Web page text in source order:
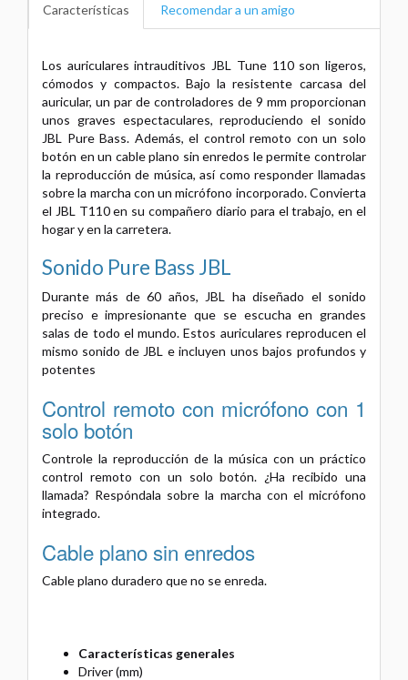
Características Recomendar a un amigo
Los auriculares intrauditivos JBL Tune 110 son ligeros,
cómodos y compactos. Bajo la resistente carcasa del
auricular, un par de controladores de 9 mm proporcionan
unos graves espectaculares, reproduciendo el sonido
JBL Pure Bass. Además, el control remoto con un solo
botón en un cable plano sin enredos le permite controlar
la reproducción de música, así como responder llamadas
sobre la marcha con un micrófono incorporado. Convierta
el JBL T110 en su compañero diario para el trabajo, en el
hogar y en la carretera.
Sonido Pure Bass JBL
Durante más de 60 años, JBL ha diseñado el sonido
preciso e impresionante que se escucha en grandes
salas de todo el mundo. Estos auriculares reproducen el
mismo sonido de JBL e incluyen unos bajos profundos y
potentes
Control remoto con micrófono con 1
solo botón
Controle la reproducción de la música con un práctico
control remoto con un solo botón. ¿Ha recibido una
llamada? Respóndala sobre la marcha con el micrófono
integrado.
Cable plano sin enredos
Cable plano duradero que no se enreda.
Características generales
Driver (mm)